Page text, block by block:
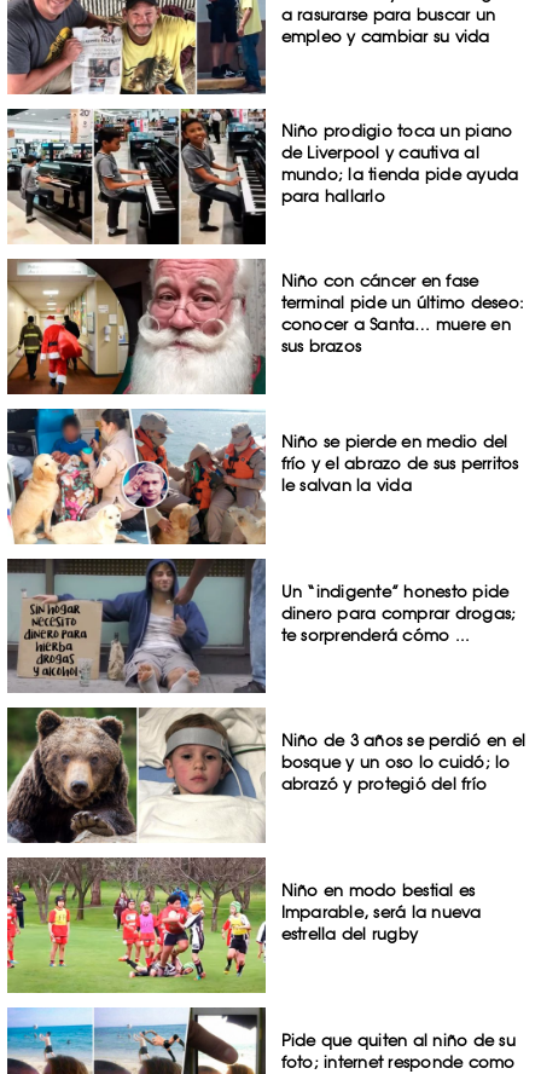
a rasurarse para buscar un
empleo y cambiar su vida
Niño prodigio toca un piano
de Liverpool y cautiva al
mundo; la tienda pide ayuda
para hallarlo
Niño con cáncer en fase
terminal pide un último deseo:
conocer a Santa… muere en
sus brazos
Niño se pierde en medio del
frío y el abrazo de sus perritos
le salvan la vida
Un “indigente” honesto pide
dinero para comprar drogas;
te sorprenderá cómo ...
Niño de 3 años se perdió en el
bosque y un oso lo cuidó; lo
abrazó y protegió del frío
Niño en modo bestial es
Imparable, será la nueva
estrella del rugby
Pide que quiten al niño de su
foto; internet responde como